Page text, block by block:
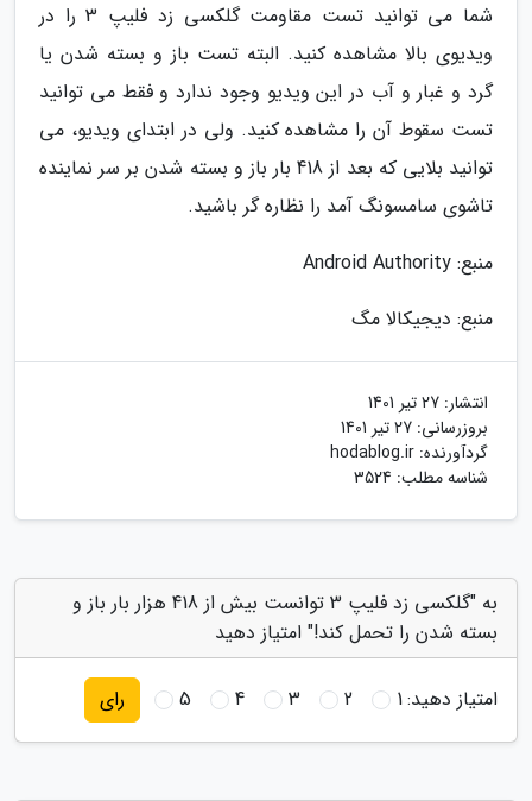
شما می توانید تست مقاومت گلکسی زد فلیپ 3 را در
ویدیوی بالا مشاهده کنید. البته تست باز و بسته شدن یا
گرد و غبار و آب در این ویدیو وجود ندارد و فقط می توانید
تست سقوط آن را مشاهده کنید. ولی در ابتدای ویدیو، می
توانید بلایی که بعد از 418 بار باز و بسته شدن بر سر نماینده
تاشوی سامسونگ آمد را نظاره گر باشید.
منبع: Android Authority
منبع: دیجیکالا مگ
انتشار: 27 تیر 1401
بروزرسانی: 27 تیر 1401
گردآورنده: hodablog.ir
شناسه مطلب: 3524
به "گلکسی زد فلیپ 3 توانست بیش از 418 هزار بار باز و
بسته شدن را تحمل کند!" امتیاز دهید
امتیاز دهید:1
2
3
4
5 رای